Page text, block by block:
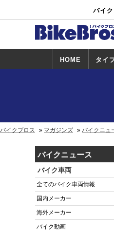
バイ
HOME タイ
バイクブロス マガジンズ バイクニュ
バイクニュース
バイク車両
全てのバイク車両情報
国内メーカー
海外メーカー
バイク動画